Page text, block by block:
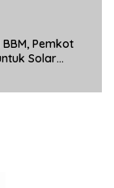
Pemkot
Solar